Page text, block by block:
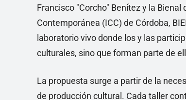
Francisco "Corcho" Benítez y la
Contemporánea (ICC) de Córdoba,
laboratorio vivo donde los y las
culturales, sino que forman parte de
La propuesta surge a partir de la
de producción cultural. Cada taller